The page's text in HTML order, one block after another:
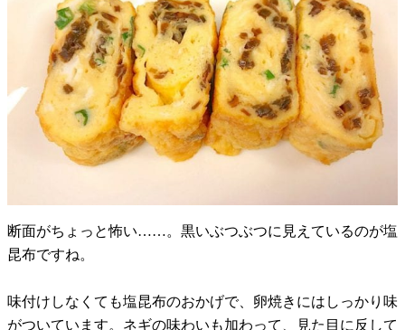
断面がちょっと怖い……。黒いぶつぶつに見えているのが塩
昆布ですね。
味付けしなくても塩昆布のおかげで、卵焼きにはしっかり味
がついています。ネギの味わいも加わって、見た目に反して